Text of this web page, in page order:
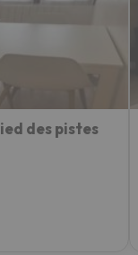
des pistes